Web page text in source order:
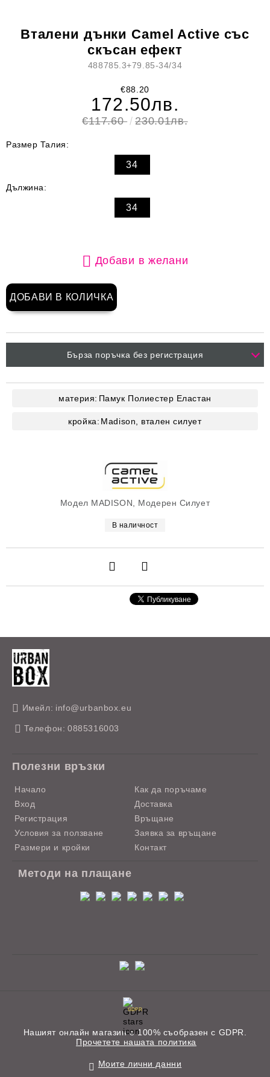
Модел MADISON, Модерен Силует
В наличност
Вталени дънки Camel Active със
скъсан ефект
488785.3+79.85-34/34
€88.20
172.50лв.
€117.60 230.01лв.
Размер Талия:
34
Дължина:
34
Добави в желани
Бърза поръчка без регистрация
материя: Памук Полиестер Еластан
кройка: Madison, втален силует
Имейл: info@urbanbox.eu
Телефон: 0885316003
Полезни връзки
Начало
Вход
Регистрация
Условия за ползване
Размери и кройки
Как да поръчаме
Доставка
Връщане
Заявка за връщане
Контакт
Методи на плащане
GDPR
Нашият онлайн магазин е 100% съобразен с GDPR.
Прочетете нашата политика
Моите лични данни